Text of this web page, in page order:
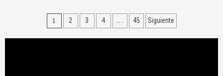
Navegación
de
1 2 3 4 … 45 Siguiente